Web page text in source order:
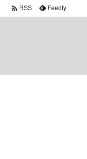
 RSS Feedly